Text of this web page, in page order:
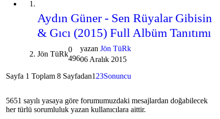
Aydın Güner - Sen Rüyalar Gibisin
& Gıcı (2015) Full Albüm Tanıtımı
Jön TüRk
0
496
yazan Jön TüRk
06 Aralık 2015
Sayfa 1 Toplam 8 Sayfadan1 23Sonuncu
5651 sayılı yasaya göre forumumuzdaki mesajlardan doğabilecek
her türlü sorumluluk yazan kullanıcılara aittir.